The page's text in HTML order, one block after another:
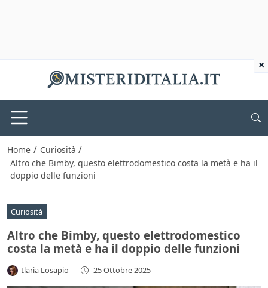
Home / Curiosità /
Altro che Bimby, questo elettrodomestico costa la metà e ha il
doppio delle funzioni
Curiosità
Altro che Bimby, questo elettrodomestico
costa la metà e ha il doppio delle funzioni
Ilaria Losapio - 25 Ottobre 2025
×